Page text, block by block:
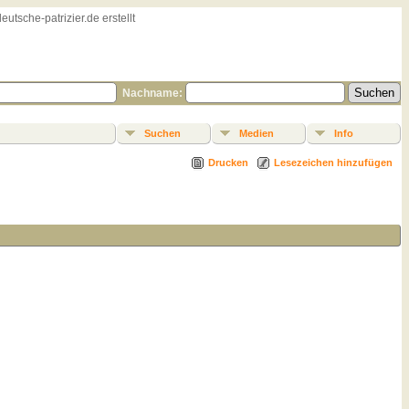
patrizier.de erstellt
Nachname:
Suchen Medien Info
Drucken Lesezeichen hinzufügen